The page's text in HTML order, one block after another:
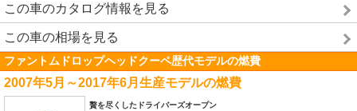
この車のカタログ情報を見る
この車の相場を見る
ファントムドロップヘッドクーペ歴代モデルの燃費
2007年5月～2017年6月生産モデルの燃費
贅を尽くしたドライバーズオープン